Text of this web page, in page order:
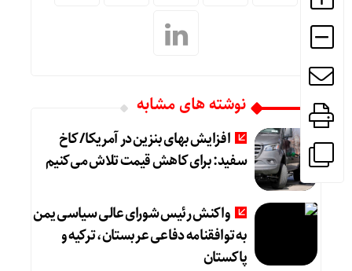
نوشته های مشابه
افزایش بهای بنزین در آمریکا/ کاخ
سفید: برای کاهش قیمت تلاش می‌کنیم
واکنش رئیس شورای عالی سیاسی یمن
به توافقنامه دفاعی عربستان، ترکیه و
پاکستان